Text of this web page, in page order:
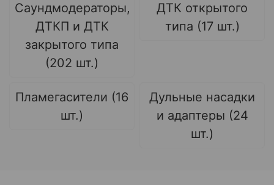
Саундмодераторы,
ДТКП и ДТК
закрытого типа
(202 шт.)
ДТК открытого
типа (17 шт.)
Пламегасители (16
шт.)
Дульные насадки
и адаптеры (24
шт.)